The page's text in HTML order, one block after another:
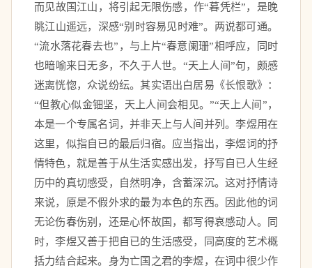
而见故国江山，将引起无限伤感，作“暮凭栏”，是晚
眺江山遥远，深感“别时容易见时难”。两说都可通。
“流水落花春去也”，与上片“春意阑珊”相呼应，同时
也暗喻来日无多，不久于人世。“天上人间”句，颇感
迷离恍惚，众说纷纭。其实语出白居易《长恨歌》：
“但教心似金钿坚，天上人间会相见。”“天上人间”，
本是一个专属名词，并非天上与人间并列。李煜用在
这里，似指自已的最后归宿。应当指出，李煜词的抒
情特色，就是善于从生活实感出发，抒写自已人生经
历中的真切感受，自然明净，含蓄深沉。这对抒情诗
来说，原是不假外求的最为本色的东西。因此他的词
无论伤春伤别，还是心怀故国，都写得哀感动人。同
时，李煜又善于把自已的生活感受，同高度的艺术概
括力结合起来。身为亡国之君的李煜，在词中很少作